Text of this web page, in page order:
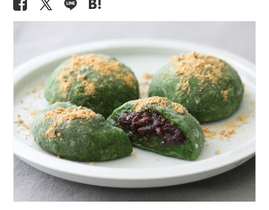
【人気】甘みが濃い！ 簡単とう
もろこしご飯のレシピ2品。炒め
て混ぜるだけ
【人気】鶏ささみの簡単レシピ5
品。しょうゆ焼き、大葉チーズフ
ライ…筋取り、茹で方、柔らか
くするコツも解説！
【簡単】ゴロゴロひき肉が美
味！ 沖縄「タコライス」本格レ
シピ。辛さ調節できて子どもに
も人気
【本格】韓国料理店「石焼きビ
ビンパ」人気レシピ。具材のナム
ル、ひき肉、タレの味付けに注
野菜
料理の種類
調理法
イベント・ピックアップ
【プロが解説】らっきょうの漬
け方。「甘酢漬け」と「塩漬
け」2つのレシピ
【シェフ直伝】ジェノベーゼソ
ースのレシピ。意外なコツはオ
リーブ油を使わないこと!?
柚子胡椒（ゆずこしょう）の自
家製レシピ。市販品では味わえ
ないフレッシュさ！
【基本】とうもろこしのゆで
方。甘さを120%引き出すには、
水から皮付き＆時間をかけて加
熱が正解！